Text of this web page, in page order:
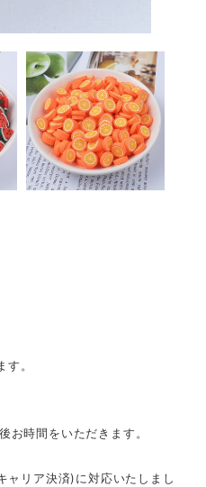
。
時間をいただきます。
リア決済)に対応いたしまし